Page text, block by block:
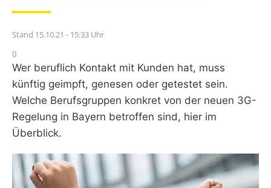
Stand 15.10.21 - 15:33 Uhr
0
Wer beruflich Kontakt mit Kunden hat, muss
künftig geimpft, genesen oder getestet sein.
Welche Berufsgruppen konkret von der neuen 3G-
Regelung in Bayern betroffen sind, hier im
Überblick.